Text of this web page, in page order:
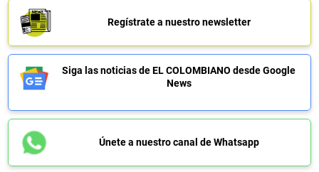
Regístrate a nuestro newsletter
Siga las noticias de EL COLOMBIANO desde Google
News
Únete a nuestro canal de Whatsapp